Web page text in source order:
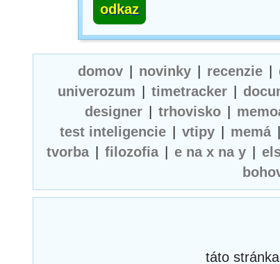
odkaz
domov novinky recenzie
univerozum
timetracker
designer
trhovisko
test inteligencie
vtipy memá
tvorba
filozofia e na x na y
táto